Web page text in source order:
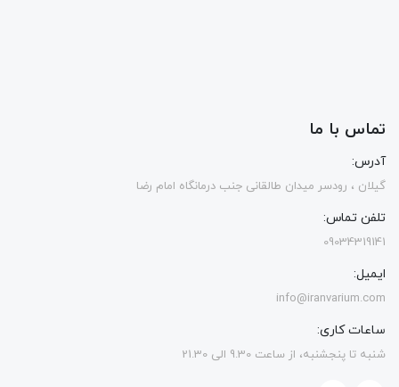
تماس با ما
آدرس:
گیلان ، رودسر میدان طالقانی جنب درمانگاه امام رضا
تلفن تماس:
09034319141
ایمیل:
info@iranvarium.com
ساعات کاری:
شنبه تا پنجشنبه، از ساعت 9.30 الی 21.30